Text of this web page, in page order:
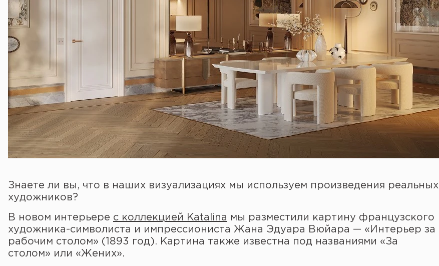
Знаете ли вы, что в наших визуализациях мы используем произведения реальных
художников?
В новом интерьере с коллекцией Katalina мы разместили картину французского
художника-символиста и импрессиониста Жана Эдуара Вюйара — «Интерьер за
рабочим столом» (1893 год). Картина также известна под названиями «За
столом» или «Жених».